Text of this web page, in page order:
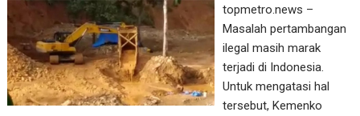
topmetro.news –
Masalah pertambangan
ilegal masih marak
terjadi di Indonesia.
Untuk mengatasi hal
tersebut, Kemenko